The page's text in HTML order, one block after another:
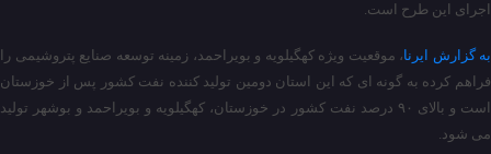
اجرای این طرح است.
به گزارش ایرنا، موقعیت ویژه کهگیلویه و بویراحمد، زمینه توسعه صنایع پتروشیمی را
فراهم کرده به گونه ای که این استان دومین تولید کننده نفت کشور پس از خوزستان
است و بالای ۹۰ درصد نفت کشور در خوزستان، کهگیلویه و بویراحمد و بوشهر تولید
می شود.